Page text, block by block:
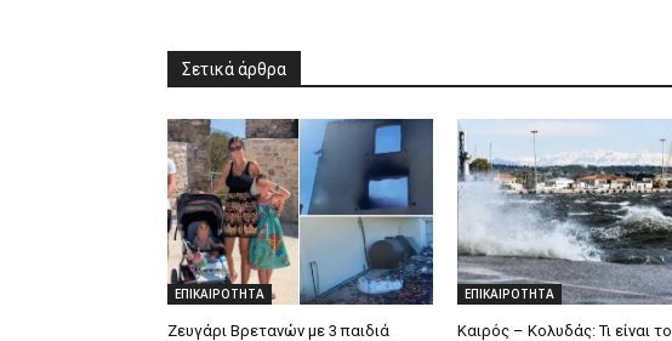
Σετικά άρθρα
ΕΠΙΚΑΙΡΟΤΗΤΑ
Ζευγάρι Βρετανών με 3 παιδιά
ΕΠΙΚΑΙΡΟΤΗΤΑ
Καιρός – Κολυδάς: Τι είναι το